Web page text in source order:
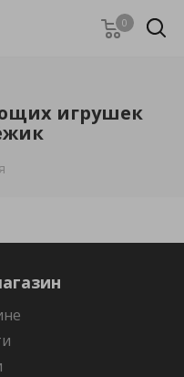
0
игрушек